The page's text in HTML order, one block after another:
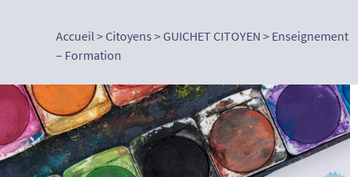
Accueil> Citoyens > GUICHET CITOYEN > Enseignement
– Formation